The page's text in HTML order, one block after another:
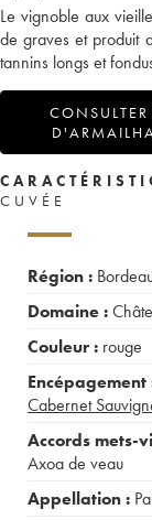
Le vignoble aux
de graves et produit
tannins longs et
CUVÉE
Région :
Domaine :
Couleur : rouge
Encépagement
Cabernet
Accords mets-
Axoa de veau
Appellation :